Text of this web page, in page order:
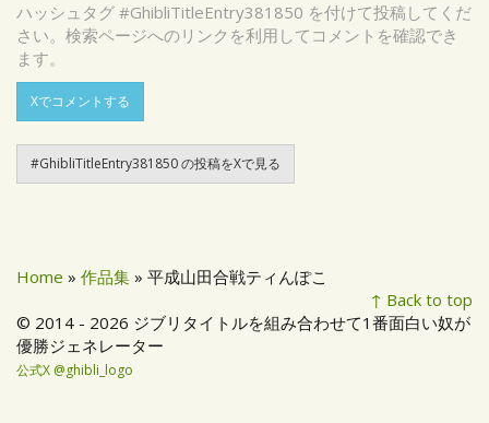
ハッシュタグ #GhibliTitleEntry381850 を付けて投稿してくだ
さい。検索ページへのリンクを利用してコメントを確認でき
ます。
Xでコメントする
#GhibliTitleEntry381850 の投稿をXで見る
Home » 作品集 » 平成山田合戦ティんぽこ
↑ Back to top
© 2014 - 2026 ジブリタイトルを組み合わせて1番面白い奴が
優勝ジェネレーター
公式X @ghibli_logo